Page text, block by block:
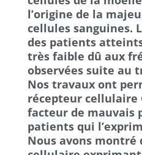
l’origine de la
cellules sanguines.
des patients
très faible dû aux
observées suite au
Nos travaux ont
récepteur cellulaire
facteur de mauvais
patients qui
Nous avons